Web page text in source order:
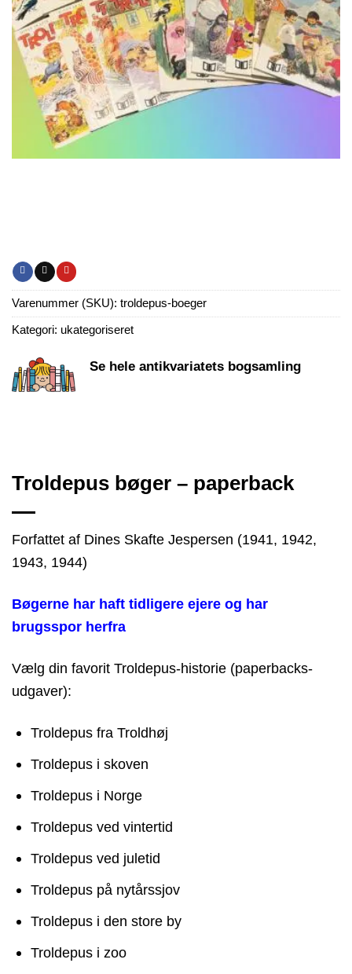
Varenummer (SKU): troldepus-boeger
Kategori: ukategoriseret
Se hele antikvariatets bogsamling
Troldepus bøger – paperback
Forfattet af Dines Skafte Jespersen (1941, 1942,
1943, 1944)
Bøgerne har haft tidligere ejere og har
brugsspor herfra
Vælg din favorit Troldepus-historie (paperbacks-
udgaver):
Troldepus fra Troldhøj
Troldepus i skoven
Troldepus i Norge
Troldepus ved vintertid
Troldepus ved juletid
Troldepus på nytårssjov
Troldepus i den store by
Troldepus i zoo